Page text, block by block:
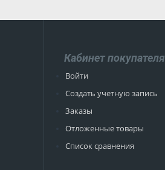
Кабинет покупателя
Войти
Создать учетную запись
Заказы
Отложенные товары
Список сравнения